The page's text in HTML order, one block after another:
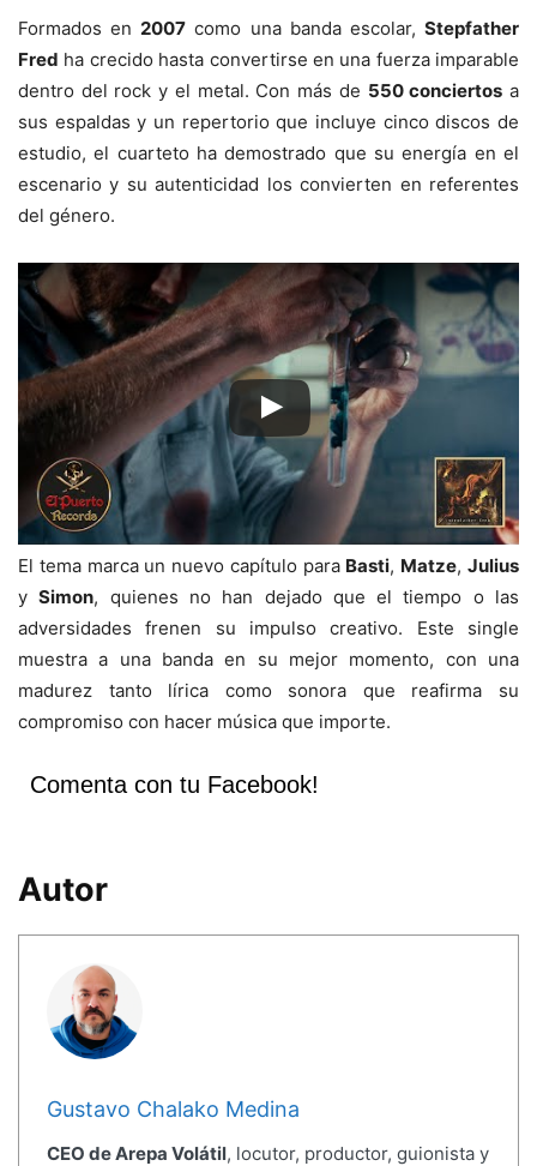
Formados en2007 como una banda escolar,Stepfather
Fred ha crecido hasta convertirse en una fuerza imparable
dentro del rock y el metal. Con más de 550 conciertos a
sus espaldas y un repertorio que incluye cinco discos de
estudio, el cuarteto ha demostrado que su energía en el
escenario y su autenticidad los convierten en referentes
del género.
El tema marca un nuevo capítulo para Basti, Matze,Julius
ySimon, quienes no han dejado que el tiempo o las
adversidades frenen su impulso creativo. Este single
muestra a una banda en su mejor momento, con una
madurez tanto lírica como sonora que reafirma su
compromiso con hacer música que importe.
Comenta con tu Facebook!
Autor
Gustavo Chalako Medina
CEO de Arepa Volátil, locutor, productor, guionista y